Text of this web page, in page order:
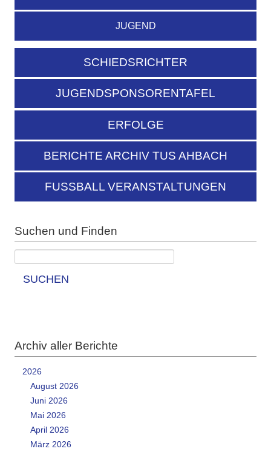
JUGEND
SCHIEDSRICHTER
JUGENDSPONSORENTAFEL
ERFOLGE
BERICHTE ARCHIV TUS AHBACH
FUSSBALL VERANSTALTUNGEN
Suchen und Finden
SUCHEN
Archiv aller Berichte
2026
August 2026
Juni 2026
Mai 2026
April 2026
März 2026